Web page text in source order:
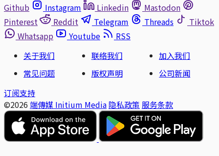
Github
Instagram Linkedin
Mastodon
Pinterest
Reddit Telegram Threads
Tiktok
Whatsapp
Youtube
RSS
关于我们
联络我们
加入我们
常见问题
版权声明
公司新闻
订阅支持
©2026 端傳媒 Initium Media 隐私政策 服务条款